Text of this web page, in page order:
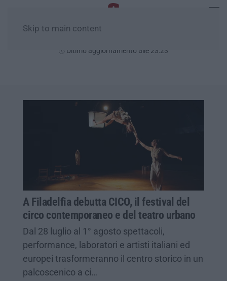
Skip to main content
Ultimo aggiornamento alle 23:23
A Filadelfia debutta CICO, il festival del
circo contemporaneo e del teatro urbano
Dal 28 luglio al 1° agosto spettacoli,
performance, laboratori e artisti italiani ed
europei trasformeranno il centro storico in un
palcoscenico a ci…